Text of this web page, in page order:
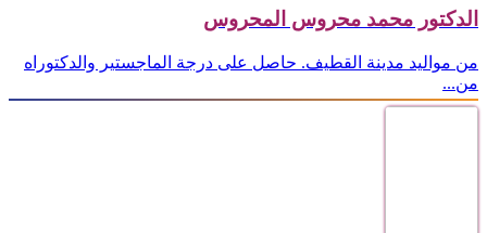
الدكتور محمد محروس المحروس
من مواليد مدينة القطيف. حاصل على درجة الماجستير والدكتوراه
من...